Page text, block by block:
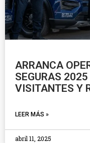
ARRANCA
SEGURAS
VISITANTES Y
LEER MÁS »
abril 11, 2025